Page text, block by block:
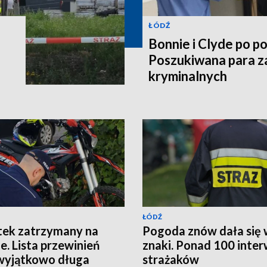
ŁÓDŹ
Bonnie i Clyde po
Poszukiwana para
kryminalnych
zatrzymany na
Lista przewinień
długa
ŁÓDŹ
Pogoda znów dała się
znaki. Ponad 100
strażaków